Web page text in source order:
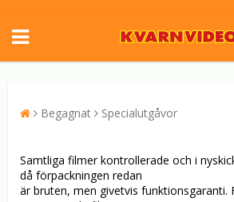
Begagnat Specialutgåvor
Samtliga filmer kontrollerade och i
då förpackningen redan
är bruten, men givetvis funktionsgaranti.